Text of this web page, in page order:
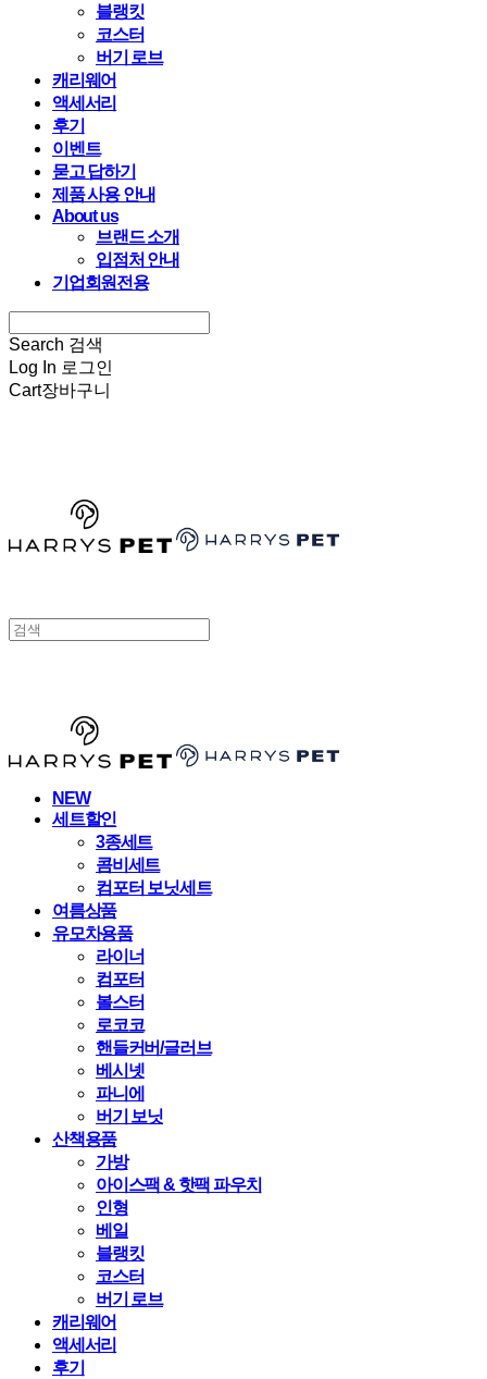
블랭킷
코스터
버기 로브
캐리웨어
액세서리
후기
이벤트
묻고 답하기
제품 사용 안내
About us
브랜드 소개
입점처 안내
기업회원전용
Search 검색
Log In 로그인
Cart장바구니
NEW
세트할인
3종세트
콤비세트
컴포터 보닛세트
여름상품
유모차용품
라이너
컴포터
볼스터
로코코
핸들커버/글러브
베시넷
파니에
버기 보닛
산책용품
가방
아이스팩 & 핫팩 파우치
인형
베일
블랭킷
코스터
버기 로브
캐리웨어
액세서리
후기